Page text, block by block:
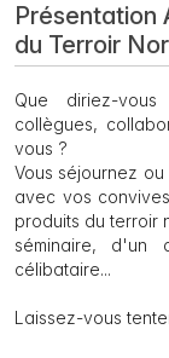
Présentation
du Terroir
Que diriez-
collègues,
vous ?
Vous séjournez
avec vos
produits du terroir
séminaire, d'un
célibataire...
Laissez-vous